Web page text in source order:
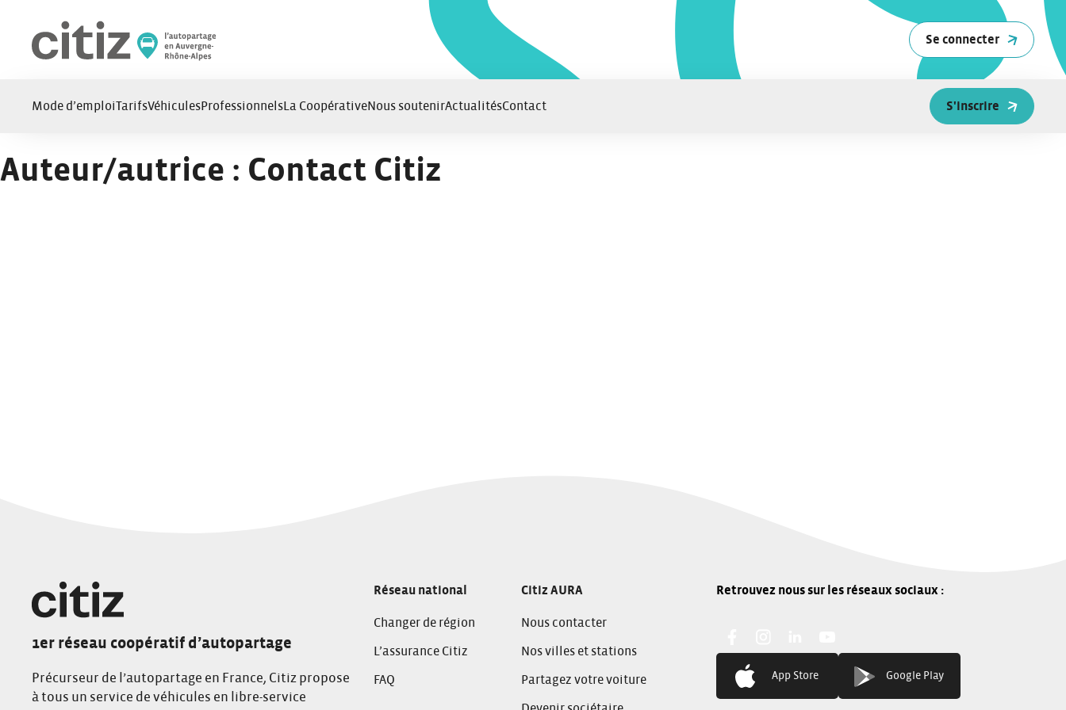
Se connecter
Mode d’emploiTarifsVéhiculesProfessionnels La CoopérativeNous soutenirActualitésContact S'inscrire
Auteur/autrice : Contact Citiz
1er réseau coopératif d’autopartage
Précurseur de l’autopartage en France, Citiz propose
à tous un service de véhicules en libre-service
Contact
App Store Google Play
Réseau national
Changer de région
L’assurance Citiz
FAQ
Citiz AURA
Nous contacter
Nos villes et stations
Partagez votre voiture